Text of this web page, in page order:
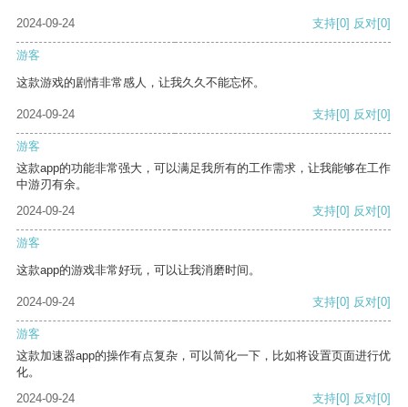
2024-09-24 支持[0] 反对[0]
游客
这款游戏的剧情非常感人，让我久久不能忘怀。
2024-09-24 支持[0] 反对[0]
游客
这款app的功能非常强大，可以满足我所有的工作需求，让我能够在工作
中游刃有余。
2024-09-24
支持[0] 反对[0]
游客
这款app的游戏非常好玩，可以让我消磨时间。
2024-09-24 支持[0] 反对[0]
游客
这款加速器app的操作有点复杂，可以简化一下，比如将设置页面进行优
化。
2024-09-24
支持[0] 反对[0]